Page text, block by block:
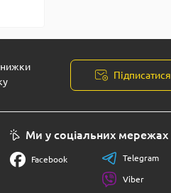
Підписатися
Ми у соціальних мережах
Facebook Telegram
Viber